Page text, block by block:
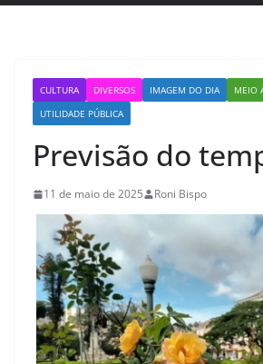
CULTURA DIVERSOS IMAGEM DO DIA MEIO
UTILIDADE PÚBLICA
Previsão do
11 de maio de 2025 Roni Bispo